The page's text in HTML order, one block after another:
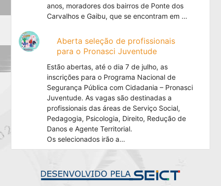
anos, moradores dos bairros de Ponte dos
Carvalhos e Gaibu, que se encontram em …
Aberta seleção de profissionais
para o Pronasci Juventude
Estão abertas, até o dia 7 de julho, as
inscrições para o Programa Nacional de
Segurança Pública com Cidadania – Pronasci
Juventude. As vagas são destinadas a
profissionais das áreas de Serviço Social,
Pedagogia, Psicologia, Direito, Redução de
Danos e Agente Territorial.
Os selecionados irão a…